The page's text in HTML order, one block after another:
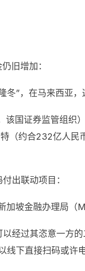
旧增加：
冬”，在马来西亚
该国证券监管组织
（约合232亿人民
出联动项目：
坡金融办理局（
以经过其恣意一
线下直接扫码或许